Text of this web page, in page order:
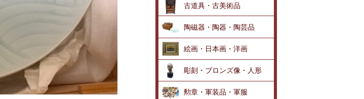
古道具・古美術品
陶磁器・陶器・陶芸品
絵画・日本画・洋画
彫刻・ブロンズ像・人形
勲章・軍装品・軍服